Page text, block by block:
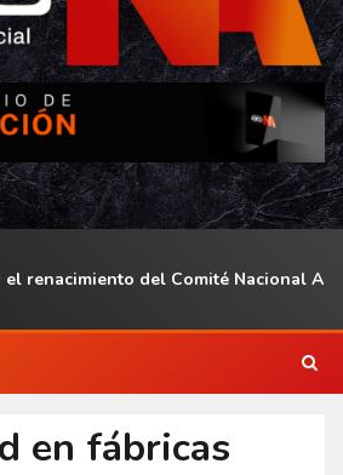
del Comité Nacional ALAS
en fábricas